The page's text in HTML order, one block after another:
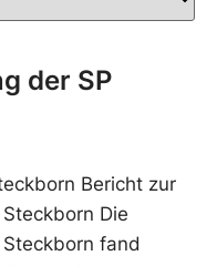
der SP
Bericht zur
Die
fand